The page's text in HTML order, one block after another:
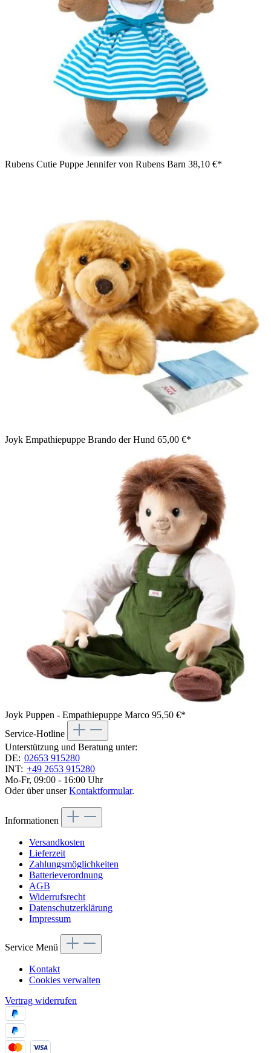
Rubens Cutie Puppe Jennifer von Rubens Barn 38,10 €*
Joyk Empathiepuppe Brando der Hund 65,00 €*
Joyk Puppen - Empathiepuppe Marco 95,50 €*
Service-Hotline
Unterstützung und Beratung unter:
DE: 02653 915280
INT: +49 2653 915280
Mo-Fr, 09:00 - 16:00 Uhr
Oder über unserKontaktformular.
Informationen
Versandkosten
Lieferzeit
Zahlungsmöglichkeiten
Batterieverordnung
AGB
Widerrufsrecht
Datenschutzerklärung
Impressum
Service Menü
Kontakt
Cookies verwalten
Vertrag widerrufen